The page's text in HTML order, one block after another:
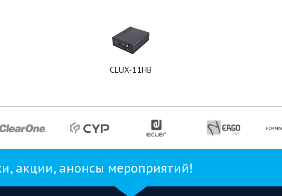
CLUX-11HB
акции, анонсы мероприятий!